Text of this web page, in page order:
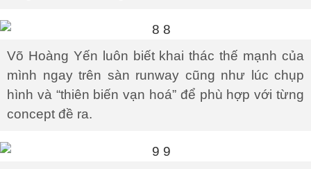
Võ Hoàng Yến luôn biết khai thác thế mạnh của
mình ngay trên sàn runway cũng như lúc chụp
hình và “thiên biến vạn hoá” để phù hợp với từng
concept đề ra.